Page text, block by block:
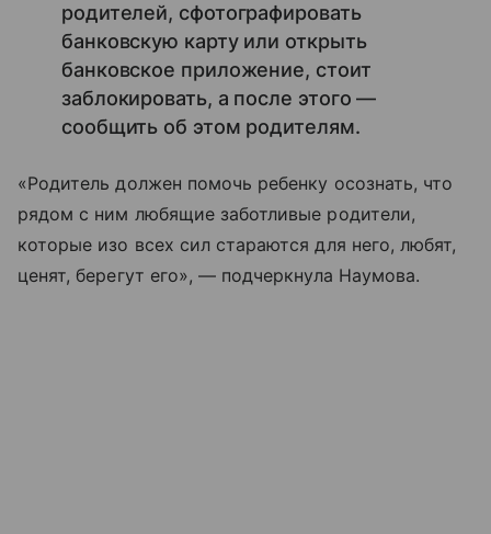
родителей, сфотографировать
банковскую карту или открыть
банковское приложение, стоит
заблокировать, а после этого —
сообщить об этом родителям.
«Родитель должен помочь ребенку осознать, что
рядом с ним любящие заботливые родители,
которые изо всех сил стараются для него, любят,
ценят, берегут его», — подчеркнула Наумова.